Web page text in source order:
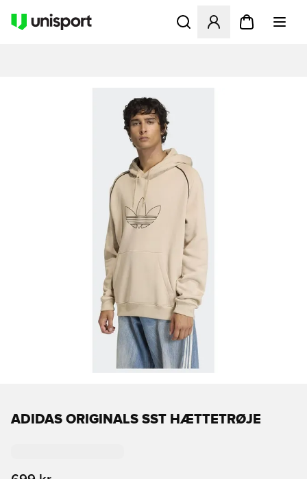
Åbner en Modal til at
ADIDAS ORIGINALS SST HÆTTETRØJE